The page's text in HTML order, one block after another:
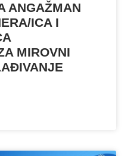
ANGAŽMAN
ICA I
MIROVNI